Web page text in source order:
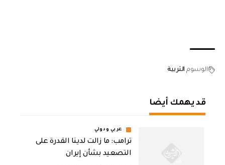
الوسوم التربية
قد يهمك أيضا
عربي ودولي
ترامب: ما زالت لدينا القدرة على
التصعيد بشأن إيران